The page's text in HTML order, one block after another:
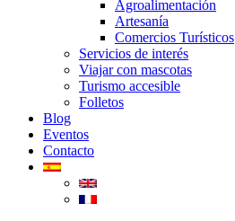
Agroalimentación
Artesanía
Comercios Turísticos
Servicios de interés
Viajar con mascotas
Turismo accesible
Folletos
Blog
Eventos
Contacto